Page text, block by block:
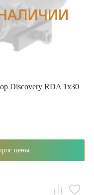
Discovery RDA 1x30
цены